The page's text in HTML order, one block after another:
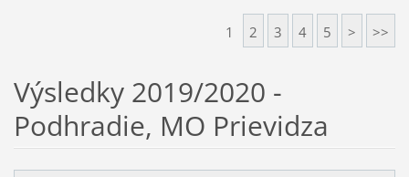
1 2 3 4 5 > >>
Výsledky 2019/2020 -
Podhradie, MO Prievidza